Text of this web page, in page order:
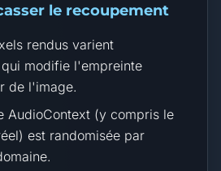
le recoupement
rendus varient
modifie l'empreinte
de l'image.
AudioContext (y compris le
est randomisée par